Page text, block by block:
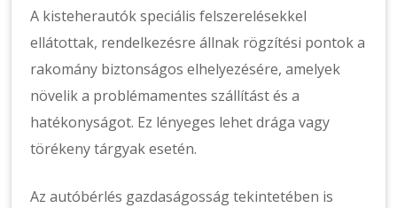
A kisteherautók speciális felszerelésekkel
ellátottak, rendelkezésre állnak rögzítési pontok a
rakomány biztonságos elhelyezésére, amelyek
növelik a problémamentes szállítást és a
hatékonyságot. Ez lényeges lehet drága vagy
törékeny tárgyak esetén.
Az autóbérlés gazdaságosság tekintetében is